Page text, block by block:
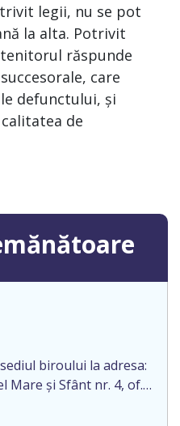
legii, nu se pot
la alta. Potrivit
răspunde
care
defunctului, și
de
biroului la adresa:
Mare și Sfânt nr. 4, of.